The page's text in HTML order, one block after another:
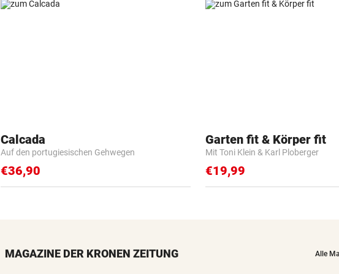
Calcada
Auf den portugiesischen Gehwegen
€36,90
Garten fit & Körper fit
Mit Toni Klein & Karl Ploberger
€19,99
MAGAZINE DER KRONEN ZEITUNG Alle